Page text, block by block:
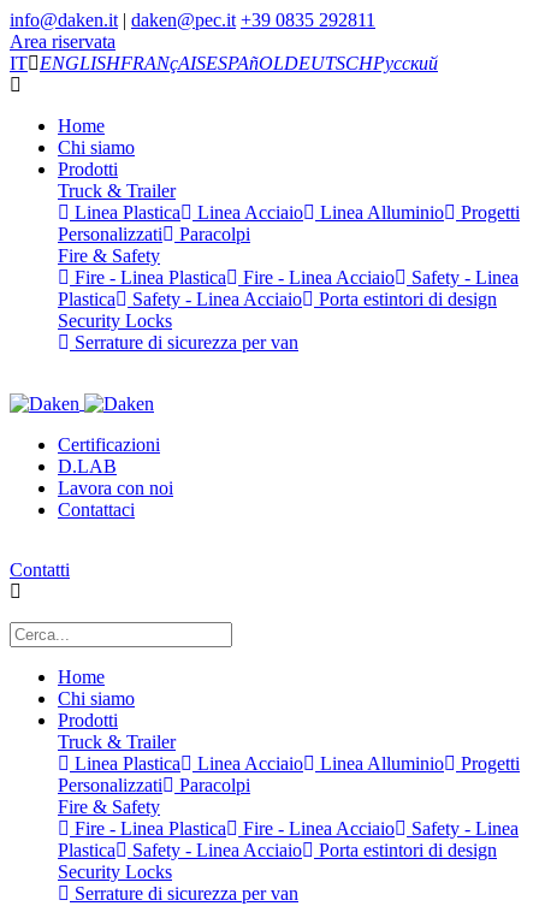
info@daken.it | daken@pec.it +39 0835 292811
Area riservata
IT
ENGLISHFRANçAISESPAñOLDEUTSCHРусский
Home
Chi siamo
Prodotti
Truck & Trailer
Linea Plastica
Linea Acciaio Linea Alluminio
Progetti
Personalizzati
Paracolpi
Fire & Safety
Fire - Linea Plastica
Fire - Linea Acciaio
Safety - Linea
Plastica
Safety - Linea Acciaio
Porta estintori di design
Security Locks
Serrature di sicurezza per van
Certificazioni
D.LAB
Lavora con noi
Contattaci
Contatti
Home
Chi siamo
Prodotti
Truck & Trailer
Linea Plastica
Linea Acciaio Linea Alluminio
Progetti
Personalizzati
Paracolpi
Fire & Safety
Fire - Linea Plastica
Fire - Linea Acciaio
Safety - Linea
Plastica
Safety - Linea Acciaio
Porta estintori di design
Security Locks
Serrature di sicurezza per van